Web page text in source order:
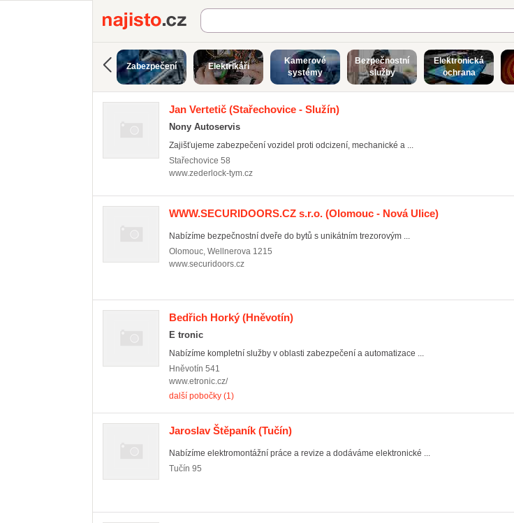
Najisto.cz
Zabezpečení Elektrikáři
Kamerové
systémy
Bezpečnostní
služby
Elektronická
ochrana
Jan Vertetič (Stařechovice - Služín)
Nony Autoservis
Zajišťujeme zabezpečení vozidel proti odcizení, mechanické a ...
Stařechovice 58
www.zederlock-tym.cz
WWW.SECURIDOORS.CZ s.r.o. (Olomouc - Nová Ulice)
Nabízíme bezpečnostní dveře do bytů s unikátním trezorovým ...
Olomouc, Wellnerova 1215
www.securidoors.cz
Bedřich Horký (Hněvotín)
E tronic
Nabízíme kompletní služby v oblasti zabezpečení a automatizace ...
Hněvotín 541
www.etronic.cz/
další pobočky (1)
Jaroslav Štěpaník (Tučín)
Nabízíme elektromontážní práce a revize a dodáváme elektronické ...
Tučín 95